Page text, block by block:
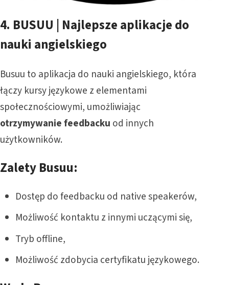
4. BUSUU | Najlepsze aplikacje do
nauki angielskiego
Busuu to aplikacja do nauki angielskiego, która
łączy kursy językowe z elementami
społecznościowymi, umożliwiając
otrzymywanie feedbacku od innych
użytkowników.
Zalety Busuu:
Dostęp do feedbacku od native speakerów,
Możliwość kontaktu z innymi uczącymi się,
Tryb offline,
Możliwość zdobycia certyfikatu językowego.